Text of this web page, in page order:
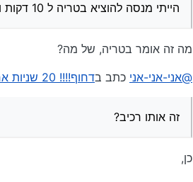
הייתי מנסה להוציא בטריה ל 10 דקות ולהחזיר
מה זה אומר בטריה, של מה?
@אני-אני-אני כתב בדחוף!!!! 20 שניות אחרי הנעה המנוע נדמם..
זה אותו רכיב?
כן,